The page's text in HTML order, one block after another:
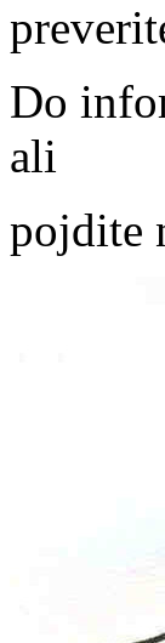
Do
ali
pojdite